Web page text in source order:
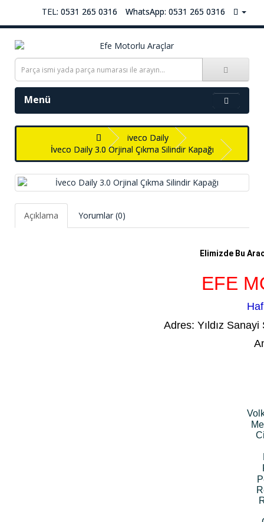
TEL: 0531 265 0316 WhatsApp: 0531 265 0316
Menü
iveco Daily
İveco Daily 3.0 Orjinal Çıkma Silindir Kapağı
Açıklama Yorumlar (0)
Elimizde Bu
EFE M
Adres: Yıldız